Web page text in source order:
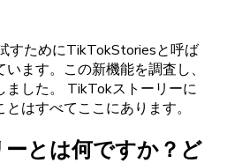
すためにTikTokStoriesと呼ば
ます。この新機能を調査し、
ました。 TikTokストーリーに
はすべてここにあります。
とは何ですか？ど